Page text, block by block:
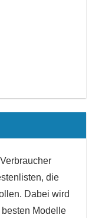
die
Dabei wird
Modelle